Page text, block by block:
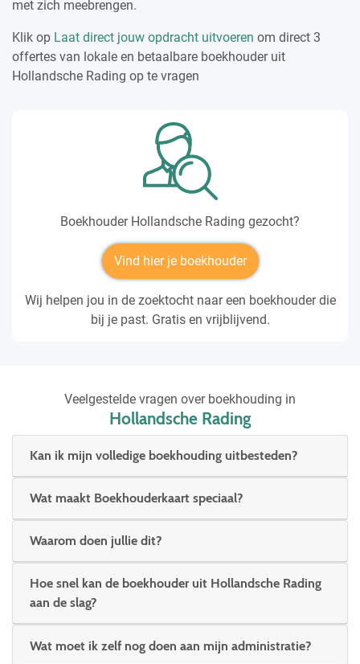
met zich meebrengen.
Klik op Laat direct jouw opdracht uitvoeren om direct 3
offertes van lokale en betaalbare boekhouder uit
Hollandsche Rading op te vragen
Boekhouder Hollandsche Rading gezocht?
Vind hier je boekhouder
Wij helpen jou in de zoektocht naar een boekhouder die
bij je past. Gratis en vrijblijvend.
Veelgestelde vragen over boekhouding in
Hollandsche Rading
Kan ik mijn volledige boekhouding uitbesteden?
Wat maakt Boekhouderkaart speciaal?
Waarom doen jullie dit?
Hoe snel kan de boekhouder uit Hollandsche Rading
aan de slag?
Wat moet ik zelf nog doen aan mijn administratie?